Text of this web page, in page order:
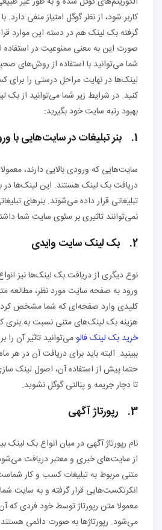
کاربر شود، از نظر گوگل امتیاز منفی
گرفته بک لینک هم در دسته این موارد
صورت این به معنی ممنوعیت در
شما می‌توانید با استفاده از روش‌های
لینک‌ها در نهایت مراحل درستی را برای
کنید. در شرایط زیر شما می‌توانید از بک
بهبود رتبه سایت خود بگیرید:
1. بنر تبلیغات در سایت‌هایی با ورودی بالا
سایت‌هایی که ورودی بالایی دارند،
دریافت بک لینک هستند. این لینک‌ها در
تبلیغاتی قرار داده می‌شوند. بنرهای
نمی‌توانند تاثیری بر سئوی سایت شما
2. بک لینک سایت وایدی
نوع دیگری از دریافت بک لینک‌ها نیز
ورود به صفحه سایت مورد نظر، مطالعه
کلیدی وارد صفحه‌ای که شما مشخص
هزینه بک لینک‌های متنی نسبت به بنری
خرید بک لینک فالو می‌توانید تاثیر آن
ببینید. البته باید برای دریافت آن در هر
حتما پیش از استفاده آن، اصول لینک
تا دچار جریمه و پنالتی گوگل نشوید.
3. رپورتاژ آگهی
نام رپورتاژ آگهی در میان انواع بک لینک
از سایت‌های خبری و معتبر دریافت
متنی مربوط به تبلیغات کسب و کار
انکرتکست‌هایی قرار گرفته و به سایت
معمولا متن رپورتاژ توسط خود فردی که
می‌شود. رپورتاژها به صورت دائمی